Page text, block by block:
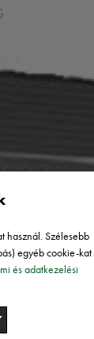
használ. Szélesebb
egyéb cookie-kat
és adatkezelési